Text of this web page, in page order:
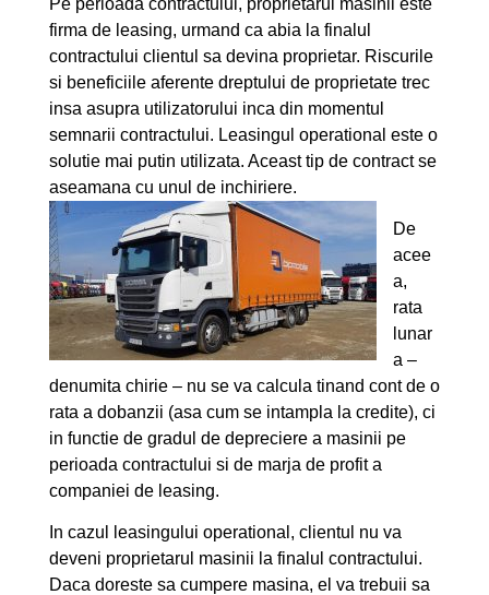
Pe perioada contractului, proprietarul masinii este
firma de leasing, urmand ca abia la finalul
contractului clientul sa devina proprietar. Riscurile
si beneficiile aferente dreptului de proprietate trec
insa asupra utilizatorului inca din momentul
semnarii contractului. Leasingul operational este o
solutie mai putin utilizata. Aceast tip de contract se
aseamana cu unul de inchiriere.
De
acee
a,
rata
lunar
a –
denumita chirie – nu se va calcula tinand cont de o
rata a dobanzii (asa cum se intampla la credite), ci
in functie de gradul de depreciere a masinii pe
perioada contractului si de marja de profit a
companiei de leasing.
In cazul leasingului operational, clientul nu va
deveni proprietarul masinii la finalul contractului.
Daca doreste sa cumpere masina, el va trebuii sa